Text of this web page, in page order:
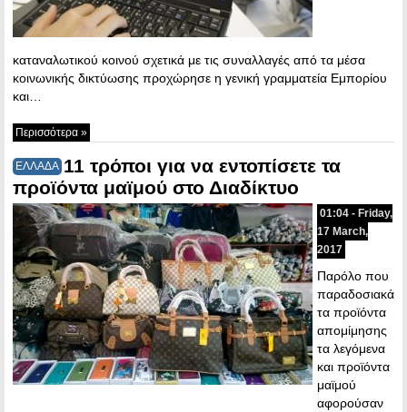
καταναλωτικού κοινού σχετικά με τις συναλλαγές από τα μέσα
κοινωνικής δικτύωσης προχώρησε η γενική γραμματεία Εμπορίου
και…
Περισσότερα »
ΕΛΛΑΔΑ 11 τρόποι για να εντοπίσετε τα
προϊόντα μαϊμού στο Διαδίκτυο
01:04 - Friday,
17 March,
2017
Παρόλο που
παραδοσιακά
τα προϊόντα
απομίμησης
τα λεγόμενα
και προϊόντα
μαϊμού
αφορούσαν